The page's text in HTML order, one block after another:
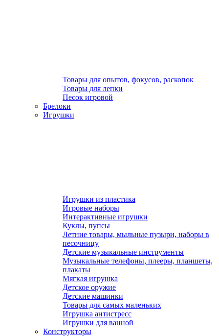
Товары для опытов, фокусов, раскопок
Товары для лепки
Песок игровой
Брелоки
Игрушки
Игрушки из пластика
Игровые наборы
Интерактивные игрушки
Куклы, пупсы
Летние товары, мыльные пузыри, наборы в
песочницу
Детские музыкальные инструменты
Музыкальные телефоны, плееры, планшеты,
плакаты
Мягкая игрушка
Детское оружие
Детские машинки
Товары для самых маленьких
Игрушка антистресс
Игрушки для ванной
Конструкторы